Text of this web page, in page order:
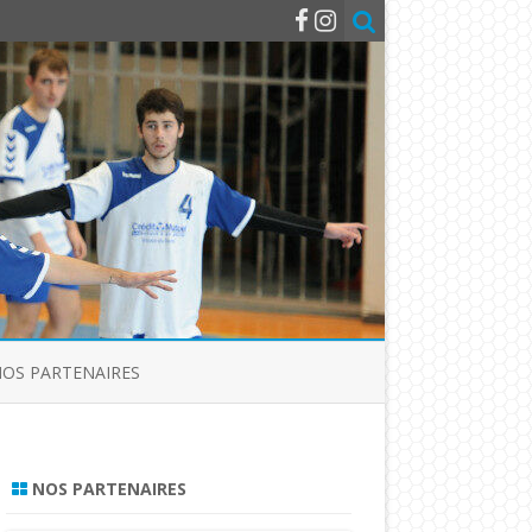
PARTENAIRES
NOS PARTENAIRES